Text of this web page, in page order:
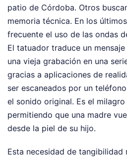
patio de Córdoba. Otros
memoria técnica. En los
frecuente el uso de las ondas
El tatuador traduce un
una vieja grabación en una
gracias a aplicaciones de
ser escaneados por un
el sonido original. Es el
permitiendo que una madre
desde la piel de su hijo.
Esta necesidad de tangibilidad